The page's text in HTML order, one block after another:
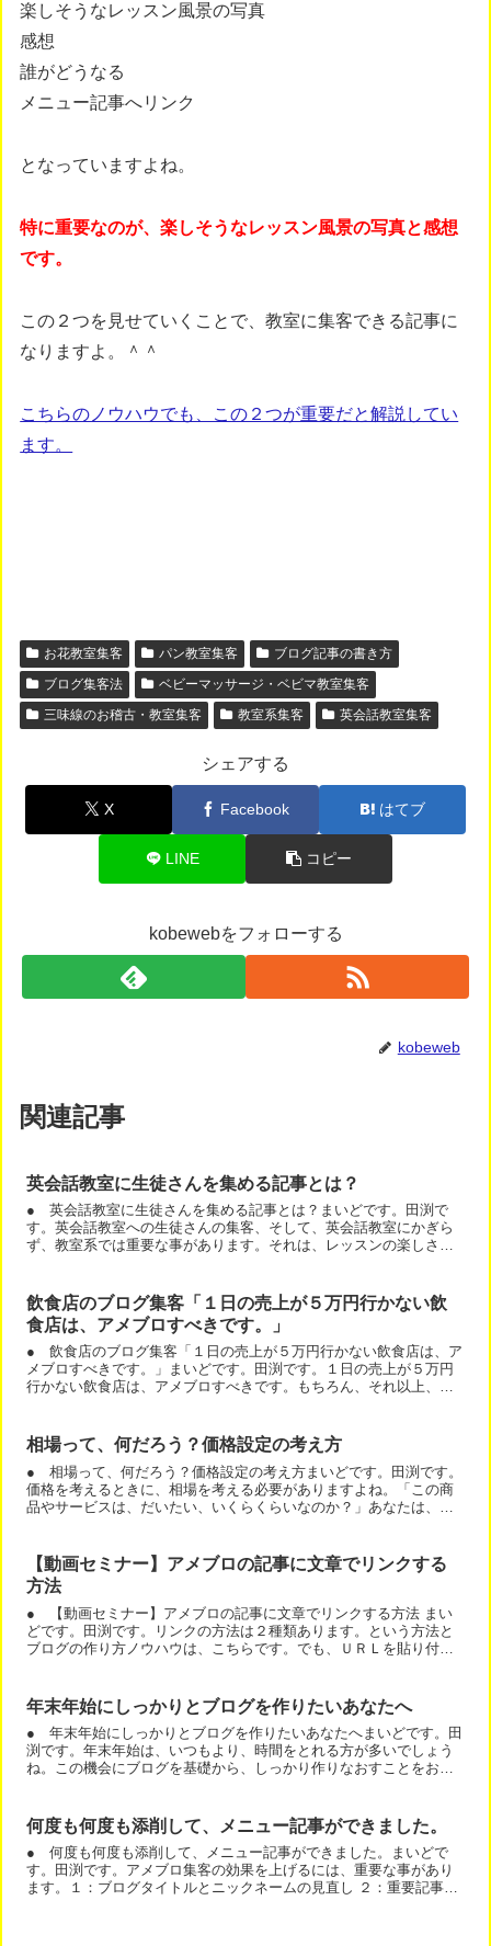
楽しそうなレッスン風景の写真
感想
誰がどうなる
メニュー記事へリンク
となっていますよね。
特に重要なのが、楽しそうなレッスン風景の写真と感想
です。
この２つを見せていくことで、教室に集客できる記事に
なりますよ。＾＾
こちらのノウハウでも、この２つが重要だと解説してい
ます。
お花教室集客 パン教室集客
ブログ記事の書き方
ブログ集客法
ベビーマッサージ・ベビマ教室集客
三味線のお稽古・教室集客
教室系集客 英会話教室集客
シェアする
X Facebook はてブ
LINE コピー
kobewebをフォローする
kobeweb
関連記事
英会話教室に生徒さんを集める記事とは？
● 英会話教室に生徒さんを集める記事とは？まいどです。田渕で
す。英会話教室への生徒さんの集客、そして、英会話教室にかぎら
ず、教室系では重要な事があります。それは、レッスンの楽しさを
飲食店のブログ集客「１日の売上が５万円行かない飲
食店は、アメブロすべきです。」
● 飲食店のブログ集客「１日の売上が５万円行かない飲食店は、ア
メブロすべきです。」まいどです。田渕です。１日の売上が５万円
行かない飲食店は、アメブロすべきです。もちろん、それ以上、売
相場って、何だろう？価格設定の考え方
● 相場って、何だろう？価格設定の考え方まいどです。田渕です。
価格を考えるときに、相場を考える必要がありますよね。「この商
品やサービスは、だいたい、いくらくらいなのか？」あなたは、ア
【動画セミナー】アメブロの記事に文章でリンクする
方法
● 【動画セミナー】アメブロの記事に文章でリンクする方法 まい
どです。田渕です。リンクの方法は２種類あります。という方法と
ブログの作り方ノウハウは、こちらです。でも、ＵＲＬを貼り付け
年末年始にしっかりとブログを作りたいあなたへ
● 年末年始にしっかりとブログを作りたいあなたへまいどです。田
渕です。年末年始は、いつもより、時間をとれる方が多いでしょう
ね。この機会にブログを基礎から、しっかり作りなおすことをおす
何度も何度も添削して、メニュー記事ができました。
● 何度も何度も添削して、メニュー記事ができました。まいどで
す。田渕です。アメブロ集客の効果を上げるには、重要な事があり
ます。１：ブログタイトルとニックネームの見直し ２：重要記事の